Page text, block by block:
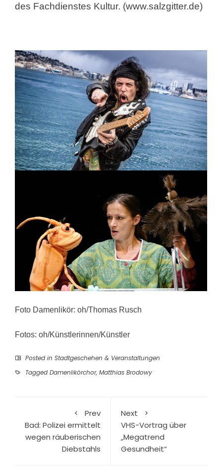
des Fachdienstes Kultur. (www.salzgitter.de)
Foto Damenlikör: oh/Thomas Rusch
Fotos: oh/Künstlerinnen/Künstler
Posted in Stadtgeschehen & Veranstaltungen
Tagged Damenlikörchor, Matthias Brodowy
Prev
Bad: Polizei ermittelt
wegen räuberischen
Diebstahls
Next
VHS-Vortrag über
„Megatrend
Gesundheit“